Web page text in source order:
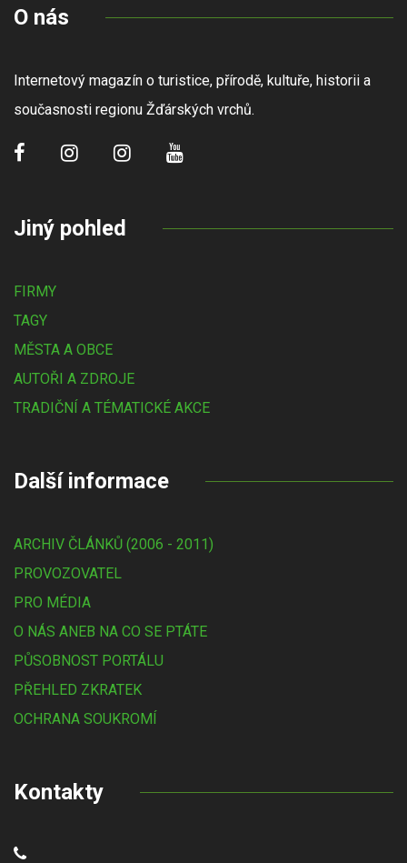
O nás
Internetový magazín o turistice, přírodě, kultuře, historii a
současnosti regionu Žďárských vrchů.
Jiný pohled
FIRMY
TAGY
MĚSTA A OBCE
AUTOŘI A ZDROJE
TRADIČNÍ A TÉMATICKÉ AKCE
Další informace
ARCHIV ČLÁNKŮ (2006 - 2011)
PROVOZOVATEL
PRO MÉDIA
O NÁS ANEB NA CO SE PTÁTE
PŮSOBNOST PORTÁLU
PŘEHLED ZKRATEK
OCHRANA SOUKROMÍ
Kontakty